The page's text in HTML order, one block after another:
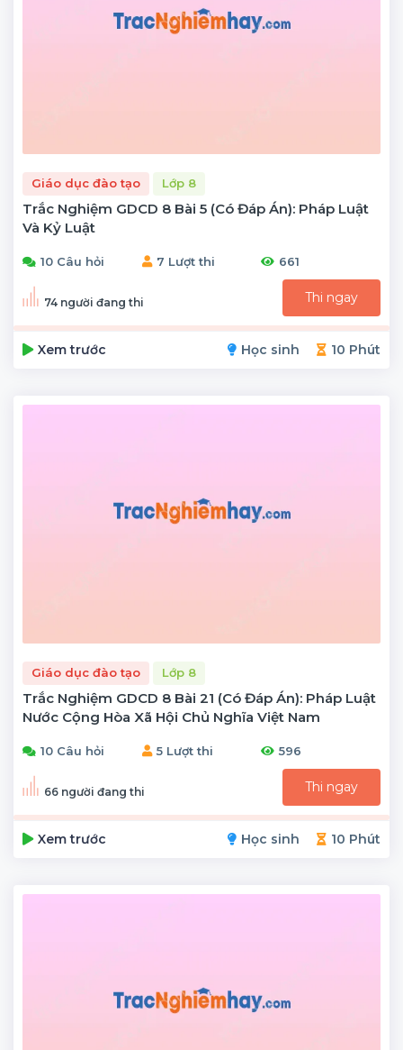
Giáo dục đào tạo Lớp 8
Trắc Nghiệm GDCD 8 Bài 5 (có Đáp Án): Pháp Luật
Và Kỷ Luật
10 Câu hỏi 7 Lượt thi 661
74 người đang thi Thi ngay
Xem trước Học sinh 10 Phút
Giáo dục đào tạo Lớp 8
Trắc Nghiệm GDCD 8 Bài 21 (có Đáp Án): Pháp Luật
Nước Cộng Hòa Xã Hội Chủ Nghĩa Việt Nam
10 Câu hỏi 5 Lượt thi 596
66 người đang thi Thi ngay
Xem trước Học sinh 10 Phút